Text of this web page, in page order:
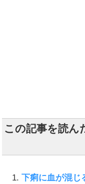
この記事を読ん
下痢に血が混じ